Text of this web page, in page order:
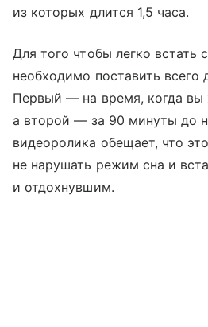
из которых длится 1,5 часа.
Для того чтобы легко встать
необходимо поставить всего
Первый — на время, когда вы
а второй — за 90 минуты до
видеоролика обещает, что
не нарушать режим сна и
и отдохнувшим.